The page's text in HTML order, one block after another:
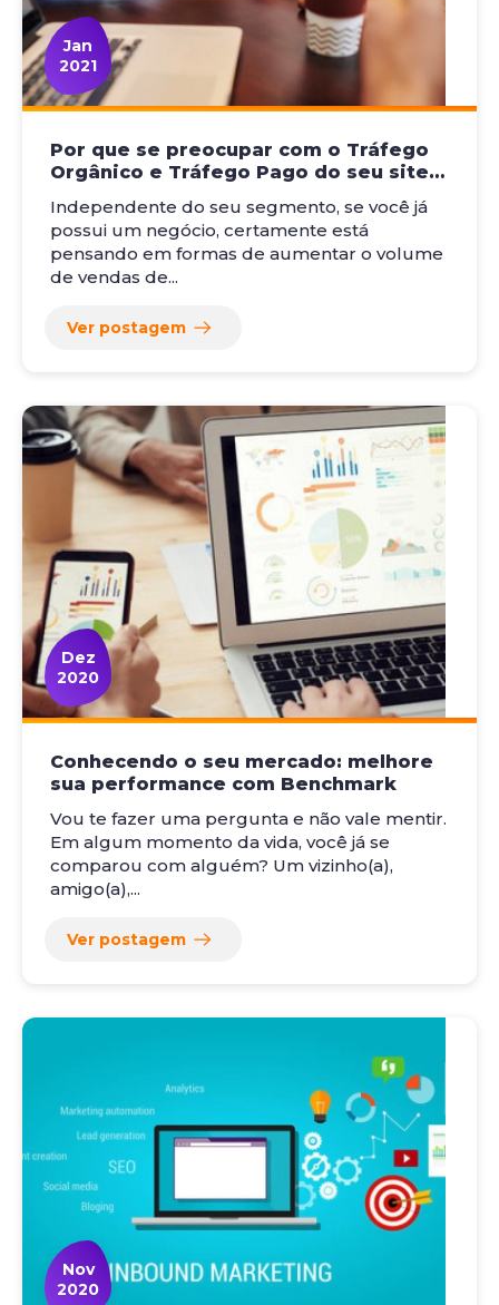
Jan
2021
Por que se preocupar com o Tráfego
Orgânico e Tráfego Pago do seu site?
Independente do seu segmento, se você já
possui um negócio, certamente está
pensando em formas de aumentar o volume
de vendas de...
Ver postagem
Dez
2020
Conhecendo o seu mercado: melhore
sua performance com Benchmark
Vou te fazer uma pergunta e não vale mentir.
Em algum momento da vida, você já se
comparou com alguém? Um vizinho(a),
amigo(a),...
Ver postagem
Nov
2020